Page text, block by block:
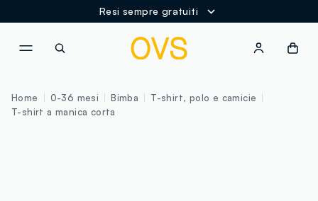
Resi sempre gratuiti
Home 0-36 mesi Bimba
T-shirt, polo e camicie
T-shirt a manica corta